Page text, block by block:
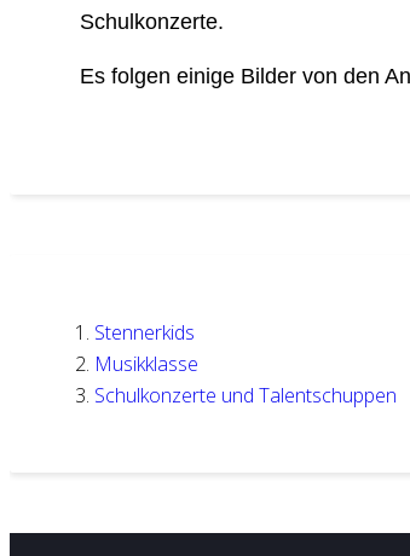
Schulkonzerte.
Es folgen einige Bilder von den
Stennerkids
Musikklasse
Schulkonzerte und Talentschuppen